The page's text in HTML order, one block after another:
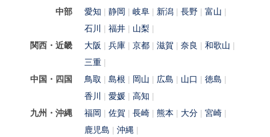
中部
愛知 静岡 岐阜 新潟 長野
富山
石川
福井
山梨
関西・近畿
大阪 兵庫 京都 滋賀 奈良
和歌山
三重
中国・四国
鳥取 島根 岡山 広島 山口
徳島
香川
愛媛
高知
九州・沖縄
福岡 佐賀 長崎 熊本 大分
宮崎
鹿児島
沖縄